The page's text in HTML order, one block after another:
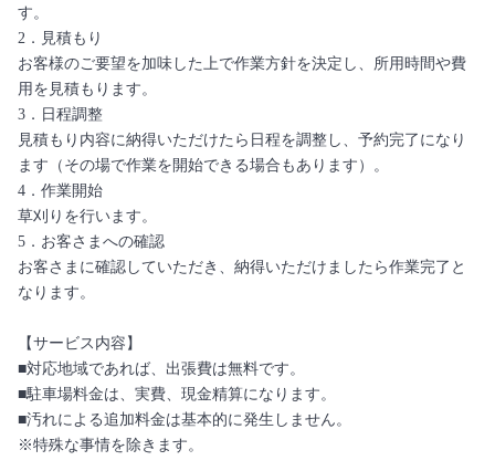
す。
2．見積もり
お客様のご要望を加味した上で作業方針を決定し、所用時間や費
用を見積もります。
3．日程調整
見積もり内容に納得いただけたら日程を調整し、予約完了になり
ます（その場で作業を開始できる場合もあります）。
4．作業開始
草刈りを行います。
5．お客さまへの確認
お客さまに確認していただき、納得いただけましたら作業完了と
なります。
【サービス内容】
■対応地域であれば、出張費は無料です。
■駐車場料金は、実費、現金精算になります。
■汚れによる追加料金は基本的に発生しません。
※特殊な事情を除きます。